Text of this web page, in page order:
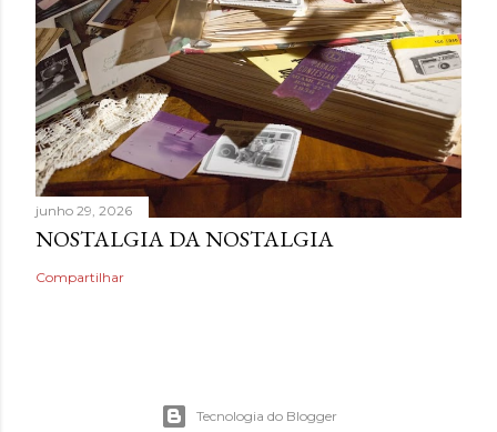
junho 29, 2026
NOSTALGIA DA NOSTALGIA
Compartilhar
Tecnologia do Blogger